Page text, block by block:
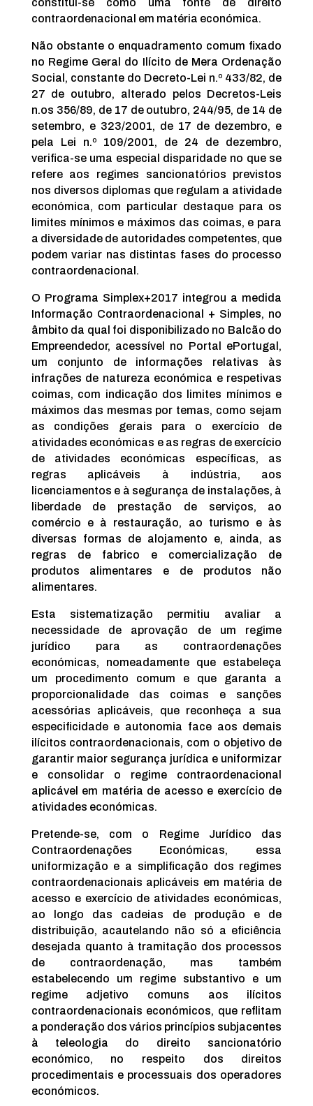
contraordenacional em matéria económica.
Não obstante o enquadramento comum fixado
no Regime Geral do Ilícito de Mera Ordenação
Social, constante do Decreto-Lei n.º 433/82, de
27 de outubro, alterado pelos Decretos-Leis
n.os 356/89, de 17 de outubro, 244/95, de 14 de
setembro, e 323/2001, de 17 de dezembro, e
pela Lei n.º 109/2001, de 24 de dezembro,
verifica-se uma especial disparidade no que se
refere aos regimes sancionatórios previstos
nos diversos diplomas que regulam a atividade
económica, com particular destaque para os
limites mínimos e máximos das coimas, e para
a diversidade de autoridades competentes, que
podem variar nas distintas fases do processo
contraordenacional.
O Programa Simplex+2017 integrou a medida
Informação Contraordenacional + Simples, no
âmbito da qual foi disponibilizado no Balcão do
Empreendedor, acessível no Portal ePortugal,
um conjunto de informações relativas às
infrações de natureza económica e respetivas
coimas, com indicação dos limites mínimos e
máximos das mesmas por temas, como sejam
as condições gerais para o exercício de
atividades económicas e as regras de exercício
de atividades económicas específicas, as
regras aplicáveis à indústria, aos
licenciamentos e à segurança de instalações, à
liberdade de prestação de serviços, ao
comércio e à restauração, ao turismo e às
diversas formas de alojamento e, ainda, as
regras de fabrico e comercialização de
produtos alimentares e de produtos não
alimentares.
Esta sistematização permitiu avaliar a
necessidade de aprovação de um regime
jurídico para as contraordenações
económicas, nomeadamente que estabeleça
um procedimento comum e que garanta a
proporcionalidade das coimas e sanções
acessórias aplicáveis, que reconheça a sua
especificidade e autonomia face aos demais
ilícitos contraordenacionais, com o objetivo de
garantir maior segurança jurídica e uniformizar
e consolidar o regime contraordenacional
aplicável em matéria de acesso e exercício de
atividades económicas.
Pretende-se, com o Regime Jurídico das
Contraordenações Económicas, essa
uniformização e a simplificação dos regimes
contraordenacionais aplicáveis em matéria de
acesso e exercício de atividades económicas,
ao longo das cadeias de produção e de
distribuição, acautelando não só a eficiência
desejada quanto à tramitação dos processos
de contraordenação, mas também
estabelecendo um regime substantivo e um
regime adjetivo comuns aos ilícitos
contraordenacionais económicos, que reflitam
a ponderação dos vários princípios subjacentes
à teleologia do direito sancionatório
económico, no respeito dos direitos
procedimentais e processuais dos operadores
económicos.